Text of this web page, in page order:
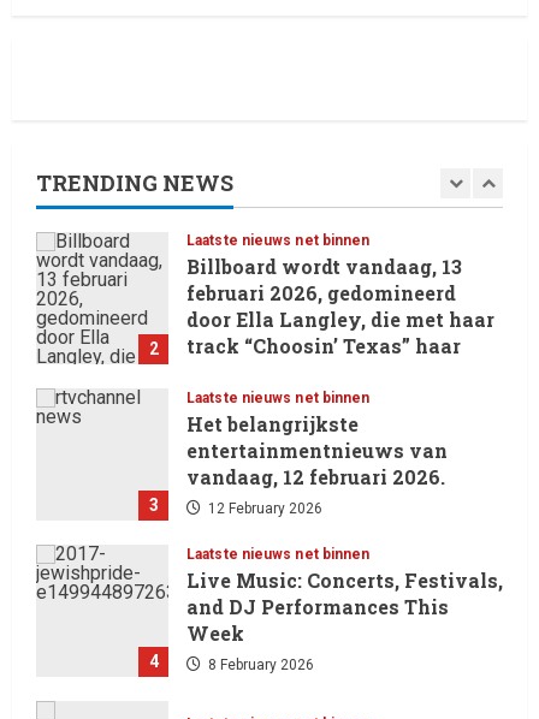
TRENDING NEWS
1
2
Laatste nieuws net binnen
Billboard wordt vandaag, 13
februari 2026, gedomineerd
door Ella Langley, die met haar
track “Choosin’ Texas” haar
Hot 100 heeft behaald.
13 February 2026
3
Laatste nieuws net binnen
Het belangrijkste
entertainmentnieuws van
vandaag, 12 februari 2026.
12 February 2026
4
Laatste nieuws net binnen
Live Music: Concerts, Festivals,
and DJ Performances This
Week
8 February 2026